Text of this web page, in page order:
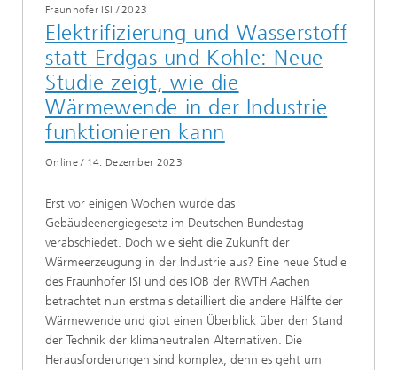
Fraunhofer ISI /2023
Elektrifizierung und Wasserstoff
statt Erdgas und Kohle: Neue
Studie zeigt, wie die
Wärmewende in der Industrie
funktionieren kann
Online/ 14. Dezember 2023
Erst vor einigen Wochen wurde das
Gebäudeenergiegesetz im Deutschen Bundestag
verabschiedet. Doch wie sieht die Zukunft der
Wärmeerzeugung in der Industrie aus? Eine neue Studie
des Fraunhofer ISI und des IOB der RWTH Aachen
betrachtet nun erstmals detailliert die andere Hälfte der
Wärmewende und gibt einen Überblick über den Stand
der Technik der klimaneutralen Alternativen. Die
Herausforderungen sind komplex, denn es geht um